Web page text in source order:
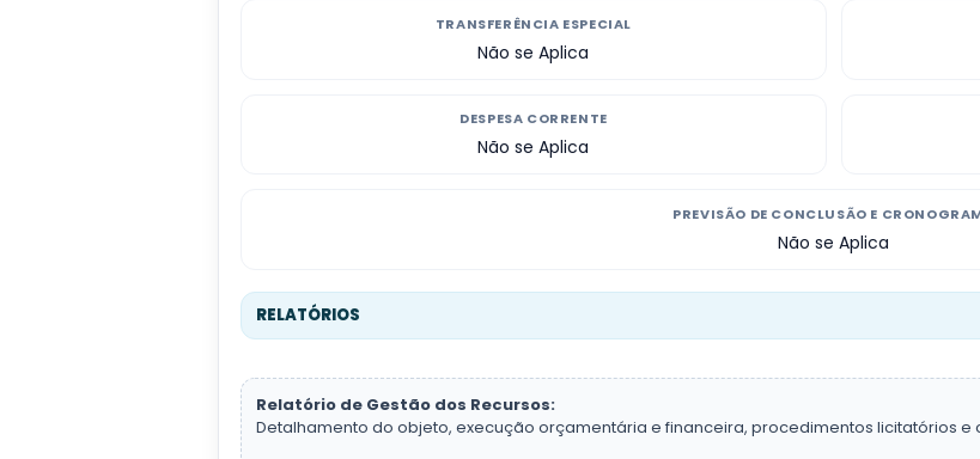
TRANSFERÊNCIA ESPECIAL
Não se Aplica
DESPESA CORRENTE
Não se Aplica
PREVISÃO DE CONCLUSÃO E
Não se Aplica
RELATÓRIOS
Relatório de Gestão dos Recursos:
Detalhamento do objeto, execução orçamentária e financeira, procedimentos licitatórios e